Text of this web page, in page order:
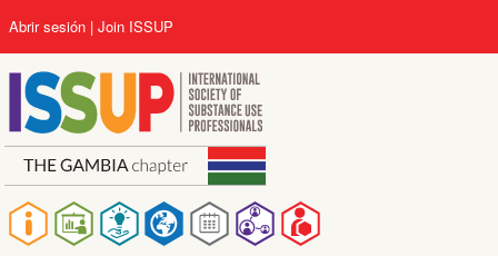
al
contenido
principal
Main
navigation
User
account
menu
Abrir sesión Join ISSUP